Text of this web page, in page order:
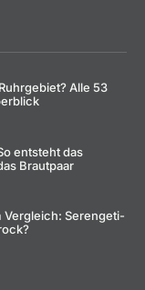
Alle 53
entsteht das
Brautpaar
Vergleich: Serengeti-